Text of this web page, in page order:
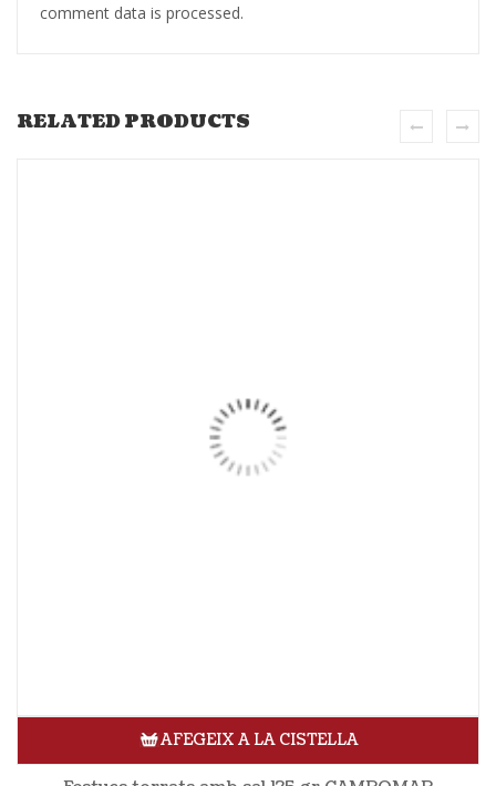
comment data is processed.
RELATED PRODUCTS
AFEGEIX A LA CISTELLA